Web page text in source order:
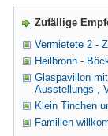
Zufällige
Vermietete 2 -
Heilbronn -
Glaspavillon
Ausstellungs-,
Klein Tinchen
Familien